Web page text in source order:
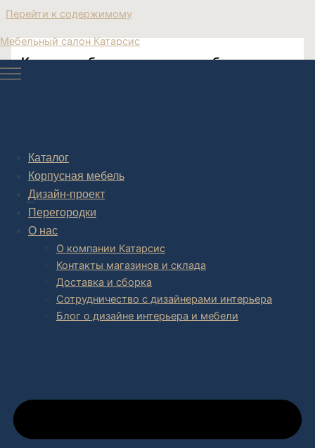
Перейти к содержимому
Мебельный салон Катарсис
Каталог
Корпусная мебель
Дизайн-проект
Перегородки
О нас
О компании Катарсис
Контакты магазинов и склада
Доставка и сборка
Сотрудничество с дизайнерами интерьера
Блог о дизайне интерьера и мебели
Купить мебель из акрила тумбочка
Post navigation
НАЗАД